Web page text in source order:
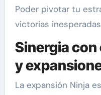
Poder pivotar tu
victorias
Sinergia
y
La expansión Ninja